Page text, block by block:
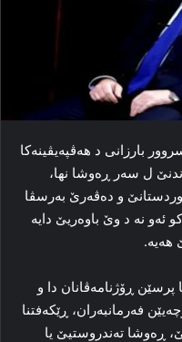
بارزانی د هه‌ڤپه‌یڤینه‌کا‌
ل سه‌ر ڕه‌وشا نها،
و دەڤەرێ بەرسڤا
ئەو نە د وێ باوەریێ دایە
ھەیە.
ڕۆژنامه‌ڤانان دا و
فه‌رمانبه‌ران، ڕێکه‌فتنا
ڕه‌وشا ته‌ندروستیێ یا